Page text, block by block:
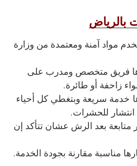
بالرياض
مواد آمنة ومعتمدة من وزارة
فريق متخصص ومدرب على
زاحفة أو طائرة.
خدمة سريعة وبتغطي كل أحياء
انتشار للحشرات.
متابعة بعد الرش عشان تتأكد إن
مناسبة مقارنة بجودة الخدمة.